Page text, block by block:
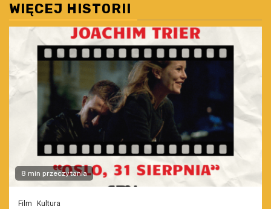
WIĘCEJ HISTORII
8 min przeczytania
Film Kultura